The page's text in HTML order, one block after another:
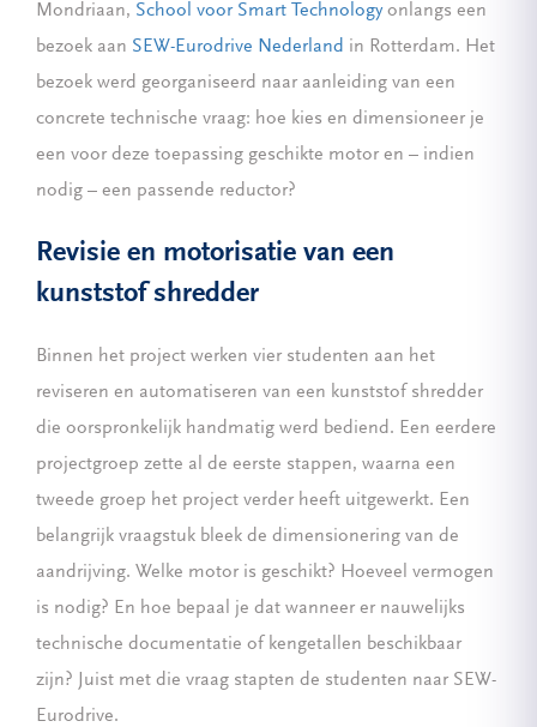
Mondriaan, School voor Smart Technologyonlangs een
bezoek aan SEW-Eurodrive Nederland in Rotterdam. Het
bezoek werd georganiseerd naar aanleiding van een
concrete technische vraag: hoe kies en dimensioneer je
een voor deze toepassing geschikte motor en – indien
nodig – een passende reductor?
Revisie en motorisatie van een
kunststof shredder
Binnen het project werken vier studenten aan het
reviseren en automatiseren van een kunststof shredder
die oorspronkelijk handmatig werd bediend. Een eerdere
projectgroep zette al de eerste stappen, waarna een
tweede groep het project verder heeft uitgewerkt. Een
belangrijk vraagstuk bleek de dimensionering van de
aandrijving. Welke motor is geschikt? Hoeveel vermogen
is nodig? En hoe bepaal je dat wanneer er nauwelijks
technische documentatie of kengetallen beschikbaar
zijn? Juist met die vraag stapten de studenten naar SEW-
Eurodrive.